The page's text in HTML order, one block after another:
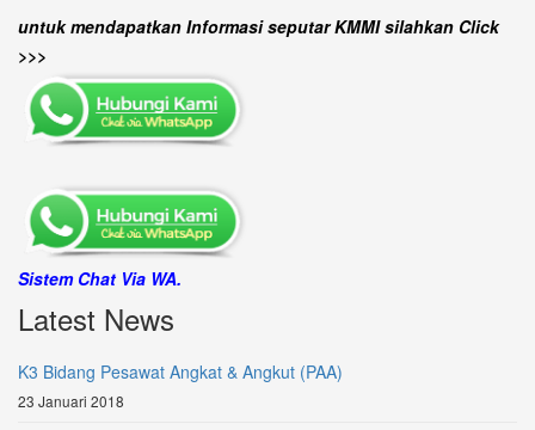
untuk mendapatkan Informasi seputar KMMI silahkan Click
>>>
Sistem Chat Via WA.
Latest News
K3 Bidang Pesawat Angkat & Angkut (PAA)
23 Januari 2018